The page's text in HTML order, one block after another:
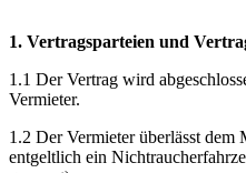
1. Vertragsparteien und
1.1 Der Vertrag wird
Vermieter.
1.2 Der Vermieter überlässt dem
entgeltlich ein